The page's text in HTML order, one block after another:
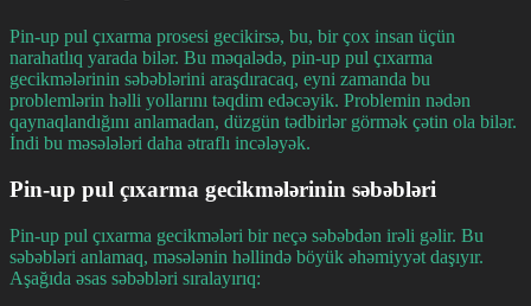
Pin-up pul çıxarma prosesi gecikirsə, bu, bir çox insan üçün
narahatlıq yarada bilər. Bu məqalədə, pin-up pul çıxarma
gecikmələrinin səbəblərini araşdıracaq, eyni zamanda bu
problemlərin həlli yollarını təqdim edəcəyik. Problemin nədən
qaynaqlandığını anlamadan, düzgün tədbirlər görmək çətin ola bilər.
İndi bu məsələləri daha ətraflı incələyək.
Pin-up pul çıxarma gecikmələrinin səbəbləri
Pin-up pul çıxarma gecikmələri bir neçə səbəbdən irəli gəlir. Bu
səbəbləri anlamaq, məsələnin həllində böyük əhəmiyyət daşıyır.
Aşağıda əsas səbəbləri sıralayırıq: